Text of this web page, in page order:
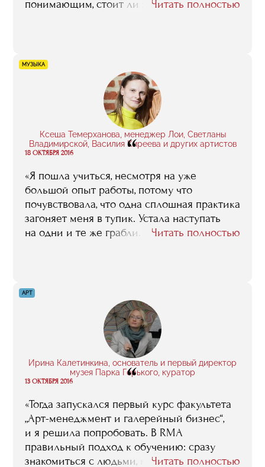
понимающим, стоит ли этим делом вообще
и именно это дело и будет моей
Читать полностью
МУЗЫКА
Ксеша Темерханова, менеджер Лои, Светланы
Владимирской, Василия Киреева и других артистов
“
18 ОКТЯБРЯ 2016
«Я пошла учиться, несмотря на уже
большой опыт работы, потому что
почувствовала, что одна сплошная практика
загоняет меня в тупик. Устала наступать
на одни и те же грабли. Нужны были
недостающую информацию, которой мне
Читать полностью
АРТ
Ирина Калетинкина, основатель и первый директор
музея Парка Горького, куратор
“
13 ОКТЯБРЯ 2016
«Тогда запускался первый курс факультета
„Арт-менеджмент и галерейный бизнес“,
и я решила попробовать. В RMA
правильный подход к обучению: сразу
знакомиться с людьми, которыеЧитать полностью